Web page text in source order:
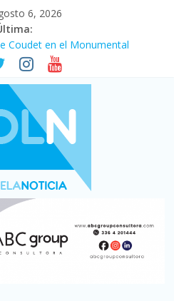
6, 2026
Coudet en el Monumental
más alto en dos décadas y ya
Fe
41.000 kioscos: el sector
movimiento y consumo
viajaron por el país, un 5,9%
usados en julio: bajó un 12,6%